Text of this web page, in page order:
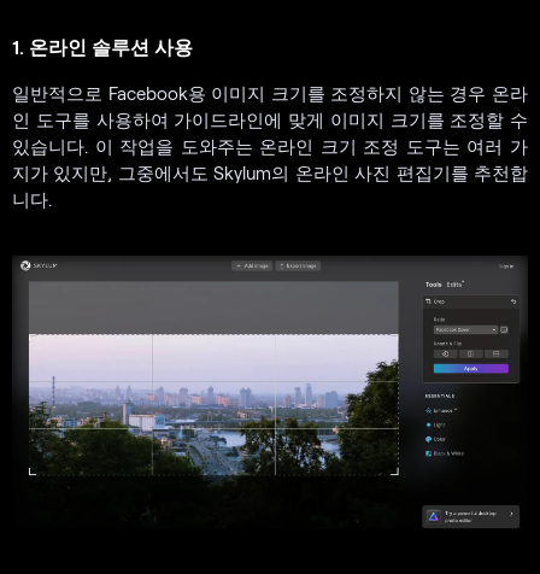
1. 온라인 솔루션 사용
일반적으로 Facebook용 이미지 크기를 조정하지 않는 경우 온라
인 도구를 사용하여 가이드라인에 맞게 이미지 크기를 조정할 수
있습니다. 이 작업을 도와주는 온라인 크기 조정 도구는 여러 가
지가 있지만, 그중에서도 Skylum의 온라인 사진 편집기를 추천합
니다.